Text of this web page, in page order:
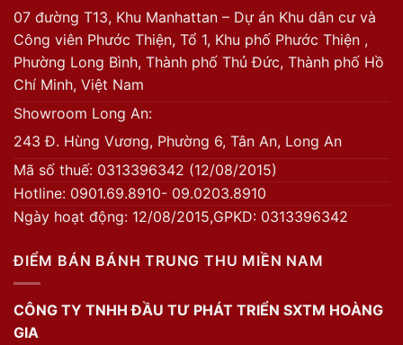
07 đường T13, Khu Manhattan – Dự án Khu dân cư và
Công viên Phước Thiện, Tổ 1, Khu phố Phước Thiện ,
Phường Long Bình, Thành phố Thủ Đức, Thành phố Hồ
Chí Minh, Việt Nam
Showroom Long An:
243 Đ. Hùng Vương, Phường 6, Tân An, Long An
Mã số thuế: 0313396342 (12/08/2015)
Hotline: 0901.69.8910- 09.0203.8910
Ngày hoạt động: 12/08/2015,GPKD: 0313396342
ĐIỂM BÁN BÁNH TRUNG THU MIỀN NAM
CÔNG TY TNHH ĐẦU TƯ PHÁT TRIỂN SXTM HOÀNG
GIA